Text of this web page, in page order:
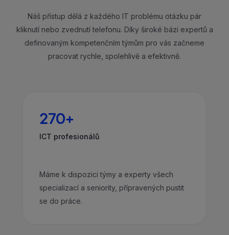
Náš přístup dělá z každého IT problému otázku pár
kliknutí nebo zvednutí telefonu. Díky široké bázi expertů a
definovaným kompetenčním týmům pro vás začneme
pracovat rychle, spolehlivě a efektivně.
270+
ICT profesionálů
Máme k dispozici týmy a experty všech
specializací a seniority, přípravených pustit
se do práce.